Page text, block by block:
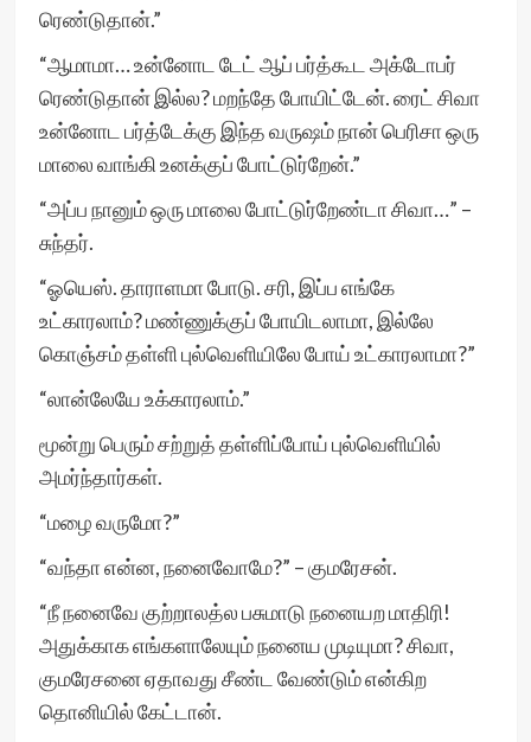
ரெண்டுதான்.”
“ஆமாமா… உன்னோட டேட் ஆப் பர்த்கூட அக்டோபர்
ரெண்டுதான் இல்ல? மறந்தே போயிட்டேன். ரைட் சிவா
உன்னோட பர்த்டேக்கு இந்த வருஷம் நான் பெரிசா ஒரு
மாலை வாங்கி உனக்குப் போட்டுர்றேன்.”
“அப்ப நானும் ஒரு மாலை போட்டுர்றேண்டா சிவா…” –
சுந்தர்.
“ஓயெஸ். தாராளமா போடு. சரி, இப்ப எங்கே
உட்காரலாம்? மண்ணுக்குப் போயிடலாமா, இல்லே
கொஞ்சம் தள்ளி புல்வெளியிலே போய் உட்காரலாமா?”
“லான்லேயே உக்காரலாம்.”
மூன்று பெரும் சற்றுத் தள்ளிப்போய் புல்வெளியில்
அமர்ந்தார்கள்.
“மழை வருமோ?”
“வந்தா என்ன, நனைவோமே?” – குமரேசன்.
“நீ நனைவே குற்றாலத்ல பசுமாடு நனையற மாதிரி!
அதுக்காக எங்களாலேயும் நனைய முடியுமா? சிவா,
குமரேசனை ஏதாவது சீண்ட வேண்டும் என்கிற
தொனியில் கேட்டான்.